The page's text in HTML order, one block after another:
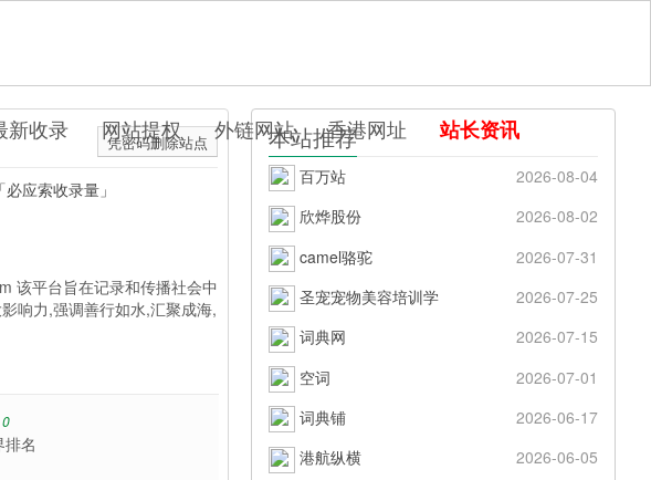
新收录 网站提权 外链网站 香港网址 站长资讯
凭密码删除站点
「必应索收录量」
该平台旨在记录和传播社会中
响力,强调善行如水,汇聚成海,
0
排名
本站推荐
百万站
2026-08-04
欣烨股份
2026-08-02
camel骆驼
2026-07-31
圣宠宠物美容培训学
2026-07-25
词典网
2026-07-15
空词
2026-07-01
词典铺
2026-06-17
港航纵横
2026-06-05